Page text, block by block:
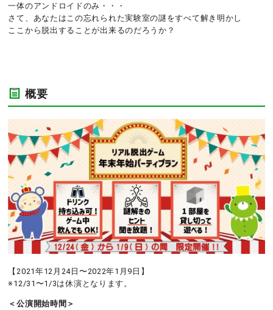
一体のアンドロイドのみ・・・
さて、あなたはこの忘れられた実験室の謎をすべて解き明かし
ここから脱出することが出来るのだろうか？
概要
【2021年12月24日〜2022年1月9日】
※12/31〜1/3は休演となります。
＜公演開始時間＞